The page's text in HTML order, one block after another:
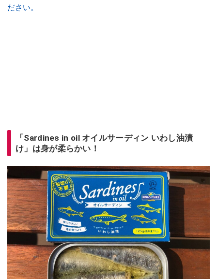
ださい。
「Sardines in oil オイルサーディン いわし油漬
け」は身が柔らかい！